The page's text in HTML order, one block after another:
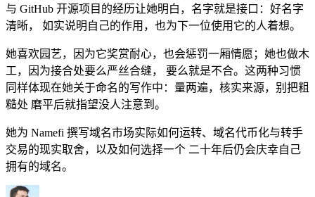
与 GitHub 开源项目的经历让她明白，名字就是接口：好名字
清晰， 如实说明自己的作用，也为下一位使用它的人着想。
她喜欢园艺，因为它奖赏耐心，也会惩罚一厢情愿；她也做木
工，因为接合处要么严丝合缝， 要么就是不合。这两种习惯
同样体现在她关于命名的写作中：量两遍，核实来源，别把粗
糙处 磨平后就指望没人注意到。
她为 Namefi 撰写域名市场实际如何运转、域名代币化与转手
交易的现实取舍，以及如何选择一个 二十年后仍会庆幸自己
拥有的域名。